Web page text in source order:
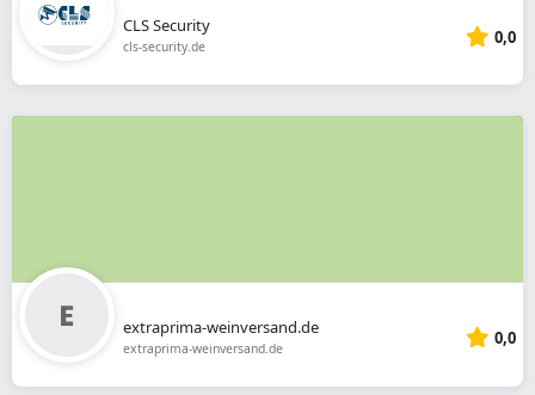
CLS Security
cls-security.de 0,0
extraprima-weinversand.de
extraprima-weinversand.de 0,0